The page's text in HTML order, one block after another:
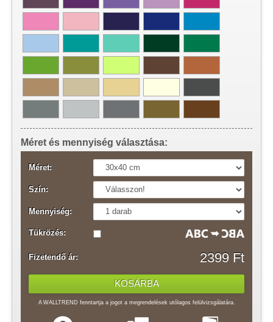
Méret és mennyiség választása:
Méret:
Szín:
Mennyiség:
Tükrözés:
Fizetendő ár: 2399 Ft
A WALLTREND fenntartja a jogot a megrendelések utólagos felülvizsgálatára.